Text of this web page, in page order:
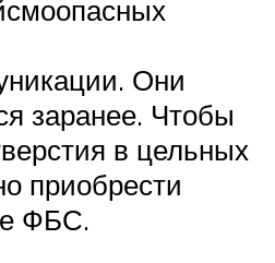
Они
заранее. Чтобы
в цельных
приобрести
ФБС.